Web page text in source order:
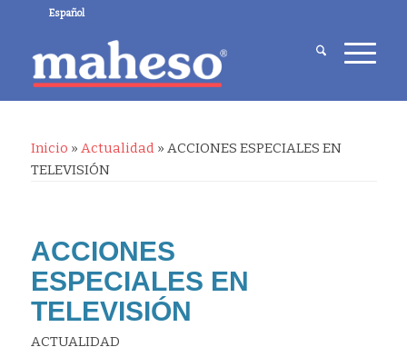
Español
Inicio » Actualidad» ACCIONES ESPECIALES EN
TELEVISIÓN
ACCIONES
ESPECIALES EN
TELEVISIÓN
ACTUALIDAD